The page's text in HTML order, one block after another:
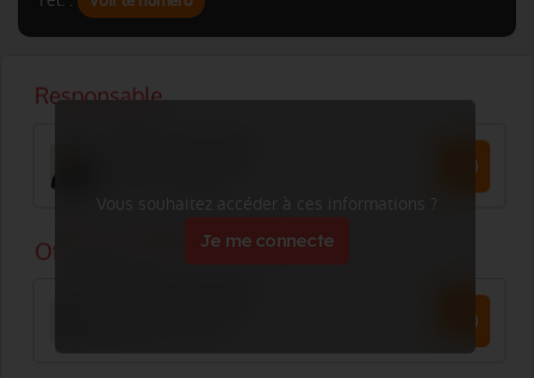
Vous souhaitez accéder à ces informations ?
Je me connecte